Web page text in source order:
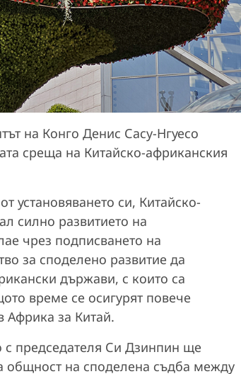
на Конго Денис Сасу-Нгуесо
среща на Китайско-африканския
установяването си, Китайско-
силно развитието на
чрез подписването на
за споделено развитие да
държави, с които са
време се осигурят повече
Африка за Китай.
с председателя Си Дзинпин ще
общност на споделена съдба между